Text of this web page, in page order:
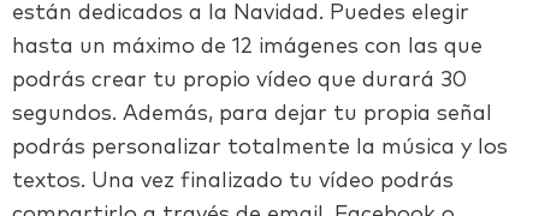
están dedicados a la Navidad. Puedes elegir
hasta un máximo de 12 imágenes con las que
podrás crear tu propio vídeo que durará 30
segundos. Además, para dejar tu propia señal
podrás personalizar totalmente la música y los
textos. Una vez finalizado tu vídeo podrás